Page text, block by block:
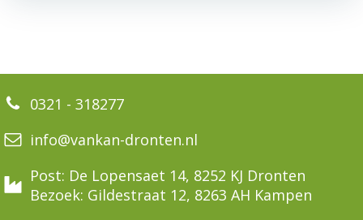
0321 - 318277
info@vankan-dronten.nl
Post: De Lopensaet 14, 8252 KJ Dronten
Bezoek: Gildestraat 12, 8263 AH Kampen